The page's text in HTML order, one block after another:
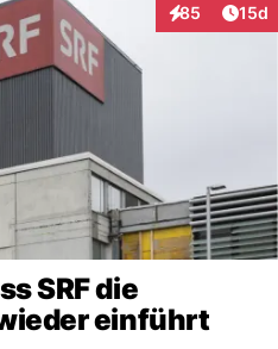
85
Interaktionen
15d
SRF die
einführt